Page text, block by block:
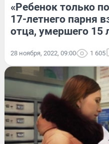
«Ребенок только
17-летнего парня
отца, умершего 15
28 ноября, 2022, 09:00 1 605